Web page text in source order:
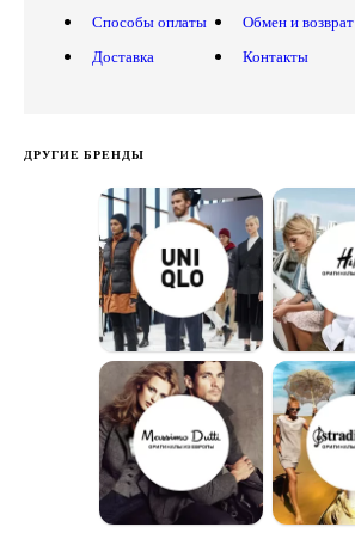
Способы оплаты
Доставка
Обмен и возврат
Контакты
ДРУГИЕ БРЕНДЫ